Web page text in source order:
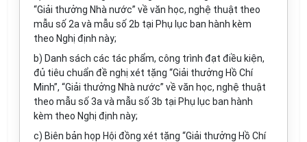
“Giải thưởng Nhà nước” về văn học, nghệ thuật theo
mẫu số 2a và mẫu số 2b tại Phụ lục ban hành kèm
theo Nghị định này;
b) Danh sách các tác phẩm, công trình đạt điều kiện,
đủ tiêu chuẩn đề nghị xét tặng “Giải thưởng Hồ Chí
Minh”, “Giải thưởng Nhà nước” về văn học, nghệ thuật
theo mẫu số 3a và mẫu số 3b tại Phụ lục ban hành
kèm theo Nghị định này;
c) Biên bản họp Hội đồng xét tặng “Giải thưởng Hồ Chí